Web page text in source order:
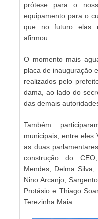
prótese para o
equipamento para o
que no futuro elas
afirmou.
O momento mais
placa de inauguração
realizados pelo
dama, ao lado do
das demais
Também
municipais, entre eles
as duas
construção do
Mendes, Delma Silva,
Nino Arcanjo,
Protásio e Thiago
Terezinha Maia.